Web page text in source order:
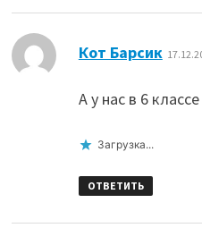
Кот Барсик
А у нас в 6
Загрузка...
ОТВЕТИТЬ